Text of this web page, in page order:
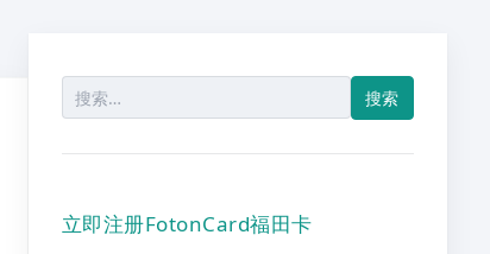
索：
立即注册FotonCard福田卡